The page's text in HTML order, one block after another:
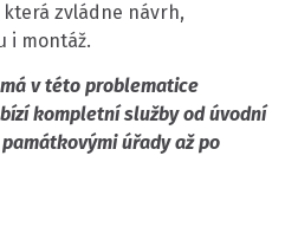
zvládne návrh,
i montáž.
má v této problematice
kompletní služby od úvodní
úřady až po